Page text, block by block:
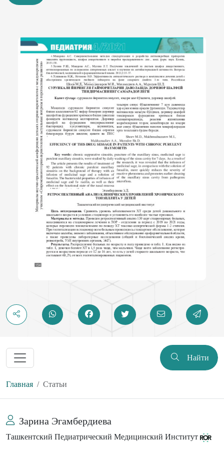
Найти
Главная Статьи
Зарина Эгамбердиева
Ташкентский Педиатрический Медицинский Институт